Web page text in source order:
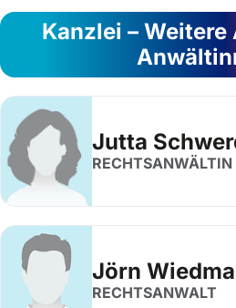
Kanzlei –
Jutta
RECHTSANWÄLTIN
Jörn
RECHTSANWALT